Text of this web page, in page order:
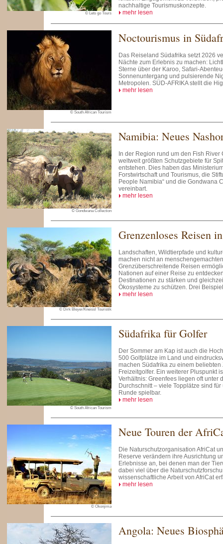
© Lets go Tours
nachhaltige Tourismuskonzepte.
mehr lesen
© South African Tourism
Noctourismus in
Das Reiseland Südafrika setzt 2026
Nächte zum Erlebnis zu machen:
Sterne über der Karoo, Safari-
Sonnenuntergang und pulsierende
Metropolen. SÜD-AFRIKA stellt die
mehr lesen
© Gondwana Collection
Namibia: Neues
In der Region rund um den Fish
weltweit größten Schutzgebiete für
entstehen. Dies haben das
Forstwirtschaft und Tourismus, die
People Namibia“ und die Gondwana
vereinbart.
mehr lesen
© Dirk Bleyer/Kneissl Touristik
Grenzenloses Reisen
Landschaften, Wildtierpfade und
machen nicht an
Grenzüberschreitende Reisen
Nationen auf einer Reise zu
Destinationen zu stärken und
Ökosysteme zu schützen. Drei
mehr lesen
© South African Tourism
Südafrika für Golfer
Der Sommer am Kap ist auch die
500 Golfplätze im Land und
machen Südafrika zu einem beliebten
Freizeitgolfer. Ein weiterer Pluspunkt
Verhältnis: Greenfees liegen oft unter
Durchschnitt – viele Topplätze sind
Runde spielbar.
mehr lesen
© Okonjima
Neue Touren der
Die Naturschutzorganisation AfriCat
Reserve verändern ihre Ausrichtung
Erlebnisse an, bei denen man der
dabei viel über die
wissenschaftliche Arbeit von AfriCat
mehr lesen
Angola: Neues